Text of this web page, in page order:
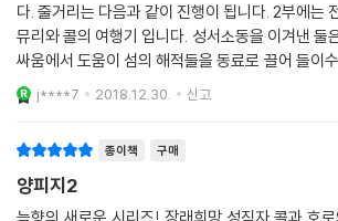
다. 줄거리는 다음과 같이 진행이 됩니다. 2부에는
뮤리와 콜의 여행기 입니다. 성서소동을 이겨낸 둘
싸움에서 도움이 섬의 해적들을 동료로 끌어 들이
하는데.. 재미있으니 꼭 구입해서 보시기를 권장합
j****7 2018.12.30. 신고
종이책 구매
양피지2